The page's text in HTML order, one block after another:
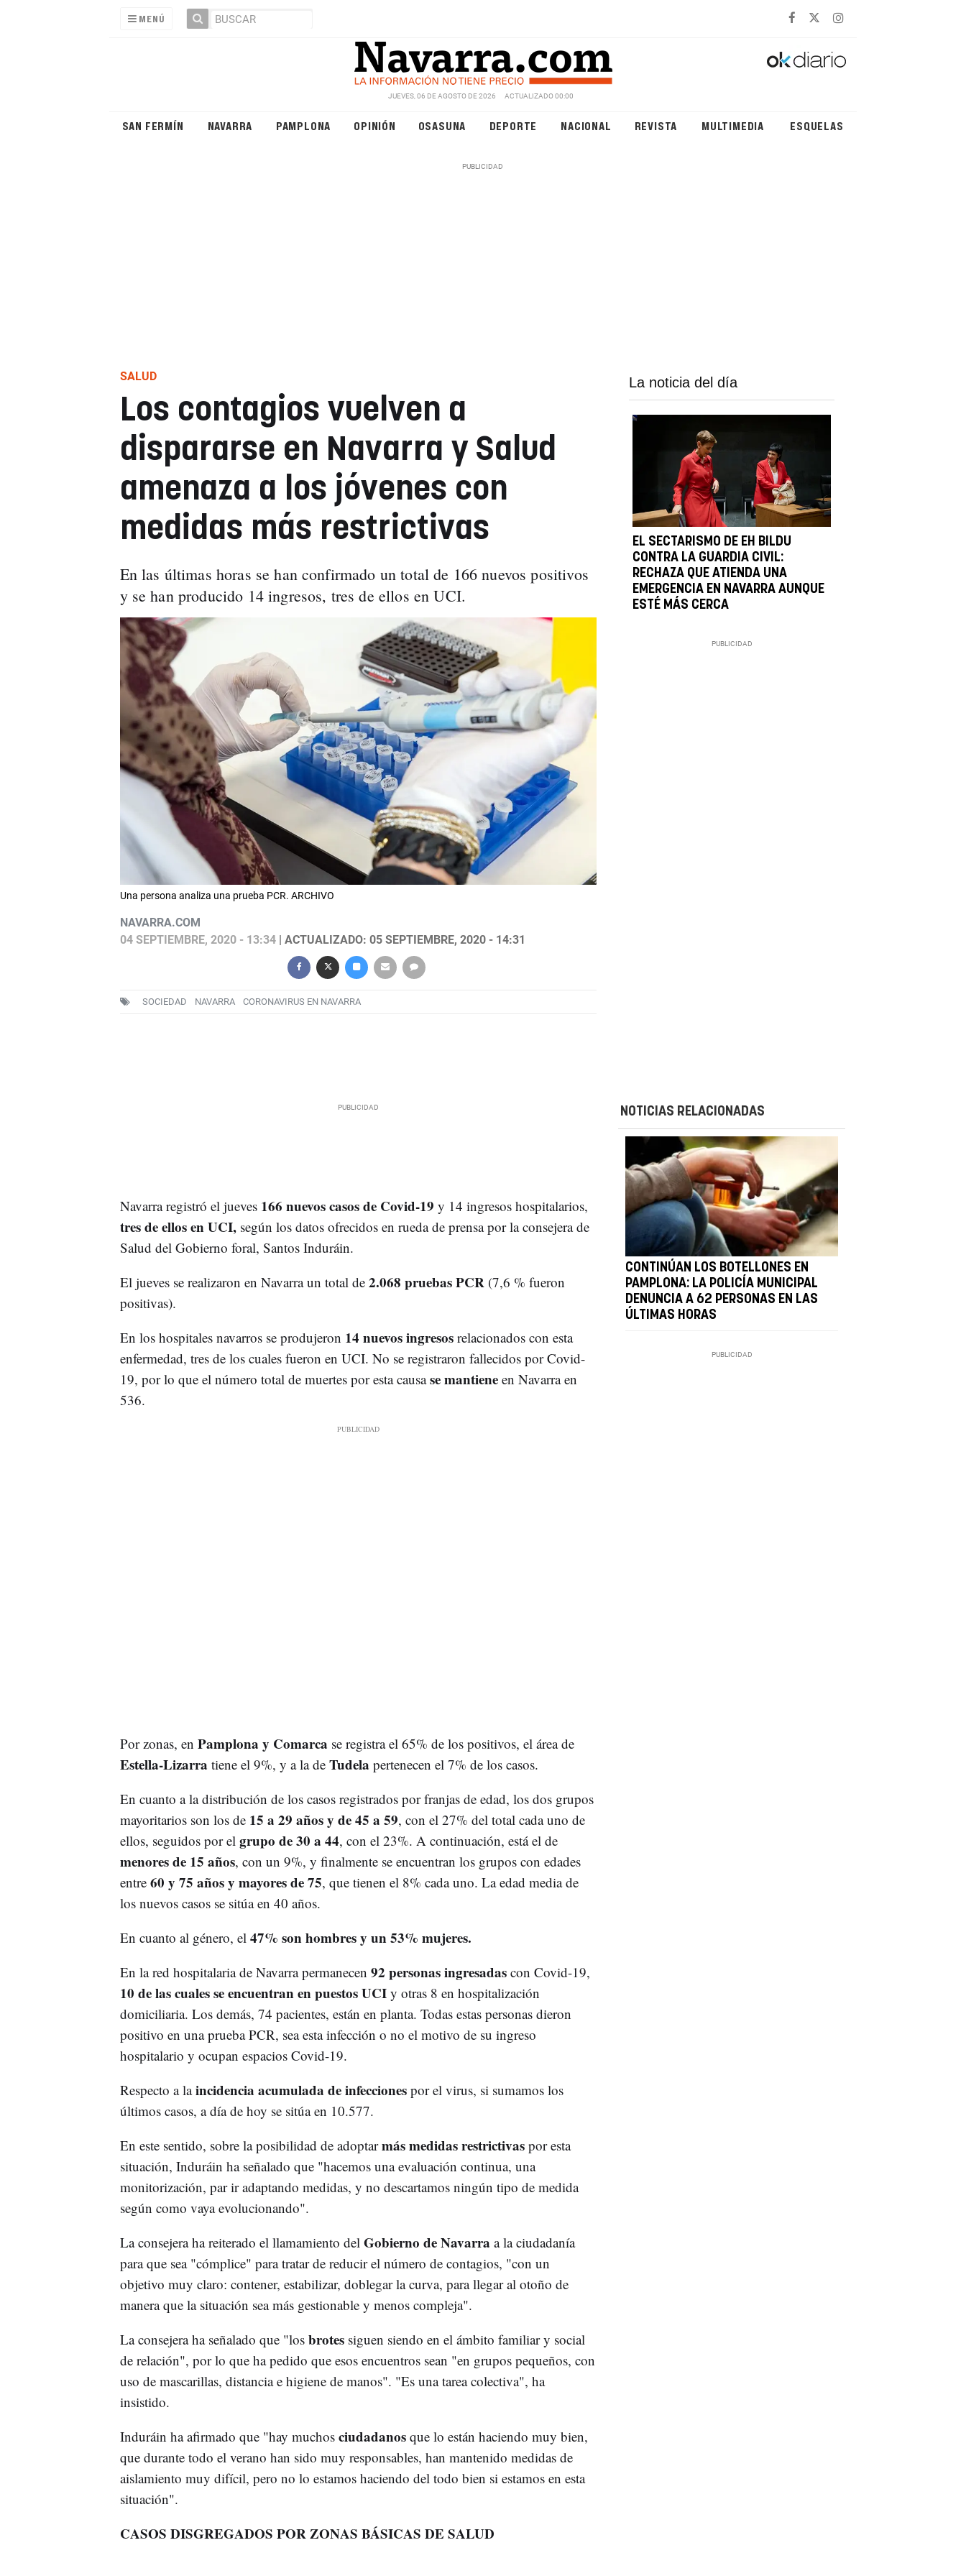
MENÚ
JUEVES, 06 DE AGOSTO DE 2026 ACTUALIZADO 00:00
SAN FERMÍN NAVARRA PAMPLONA OPINIÓN OSASUNA DEPORTE NACIONAL REVISTA MULTIMEDIA ESQUELAS
SALUD
Los contagios vuelven a
dispararse en Navarra y Salud
amenaza a los jóvenes con
medidas más restrictivas
En las últimas horas se han confirmado un total de 166 nuevos positivos
y se han producido 14 ingresos, tres de ellos en UCI.
Una persona analiza una prueba PCR. ARCHIVO
NAVARRA.COM
04 SEPTIEMBRE, 2020 - 13:34| ACTUALIZADO: 05 SEPTIEMBRE, 2020 - 14:31
SOCIEDAD NAVARRA CORONAVIRUS EN NAVARRA
La noticia del día
EL SECTARISMO DE EH BILDU
CONTRA LA GUARDIA CIVIL:
RECHAZA QUE ATIENDA UNA
EMERGENCIA EN NAVARRA AUNQUE
ESTÉ MÁS CERCA
Navarra registró el jueves 166 nuevos casos de Covid-19 y 14 ingresos hospitalarios,
tres de ellos en UCI,según los datos ofrecidos en rueda de prensa por la consejera de
Salud del Gobierno foral, Santos Induráin.
El jueves se realizaron en Navarra un total de2.068 pruebas PCR (7,6 % fueron
positivas).
En los hospitales navarros se produjeron 14 nuevos ingresosrelacionados con esta
enfermedad, tres de los cuales fueron en UCI. No se registraron fallecidos por Covid-
19, por lo que el número total de muertes por esta causase mantieneen Navarra en
536.
Por zonas, en Pamplona y Comarca se registra el 65% de los positivos, el área de
Estella-Lizarra tiene el 9%, y a la de Tudela pertenecen el 7% de los casos.
En cuanto a la distribución de los casos registrados por franjas de edad, los dos grupos
mayoritarios son los de 15 a 29 años y de 45 a 59, con el 27% del total cada uno de
ellos, seguidos por el grupo de 30 a 44, con el 23%. A continuación, está el de
menores de 15 años, con un 9%, y finalmente se encuentran los grupos con edades
entre 60 y 75 años y mayores de 75, que tienen el 8% cada uno. La edad media de
los nuevos casos se sitúa en 40 años.
En cuanto al género, el 47% son hombres y un 53% mujeres.
En la red hospitalaria de Navarra permanecen 92 personas ingresadascon Covid-19,
10 de las cuales se encuentran en puestos UCIy otras 8 en hospitalización
domiciliaria. Los demás, 74 pacientes, están en planta. Todas estas personas dieron
positivo en una prueba PCR, sea esta infección o no el motivo de su ingreso
hospitalario y ocupan espacios Covid-19.
Respecto a laincidencia acumulada de infecciones por el virus, si sumamos los
últimos casos, a día de hoy se sitúa en 10.577.
En este sentido, sobre la posibilidad de adoptarmás medidas restrictivas por esta
situación, Induráin ha señalado que "hacemos una evaluación continua, una
monitorización, par ir adaptando medidas, y no descartamos ningún tipo de medida
según como vaya evolucionando".
La consejera ha reiterado el llamamiento del Gobierno de Navarra a la ciudadanía
para que sea "cómplice" para tratar de reducir el número de contagios, "con un
objetivo muy claro: contener, estabilizar, doblegar la curva, para llegar al otoño de
manera que la situación sea más gestionable y menos compleja".
La consejera ha señalado que "los brotes siguen siendo en el ámbito familiar y social
de relación", por lo que ha pedido que esos encuentros sean "en grupos pequeños, con
uso de mascarillas, distancia e higiene de manos". "Es una tarea colectiva", ha
insistido.
Induráin ha afirmado que "hay muchos ciudadanos que lo están haciendo muy bien,
que durante todo el verano han sido muy responsables, han mantenido medidas de
aislamiento muy difícil, pero no lo estamos haciendo del todo bien si estamos en esta
situación".
CASOS DISGREGADOS POR ZONAS BÁSICAS DE SALUD
NOTICIAS RELACIONADAS
CONTINÚAN LOS BOTELLONES EN
PAMPLONA: LA POLICÍA MUNICIPAL
DENUNCIA A 62 PERSONAS EN LAS
ÚLTIMAS HORAS